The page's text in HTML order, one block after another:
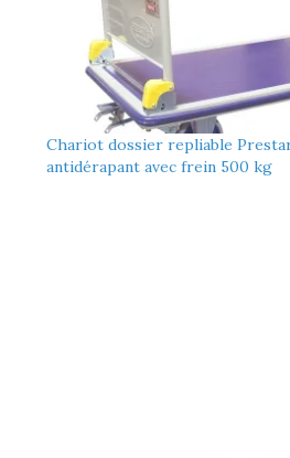
Chariot dossier repliable
antidérapant avec frein 500 kg